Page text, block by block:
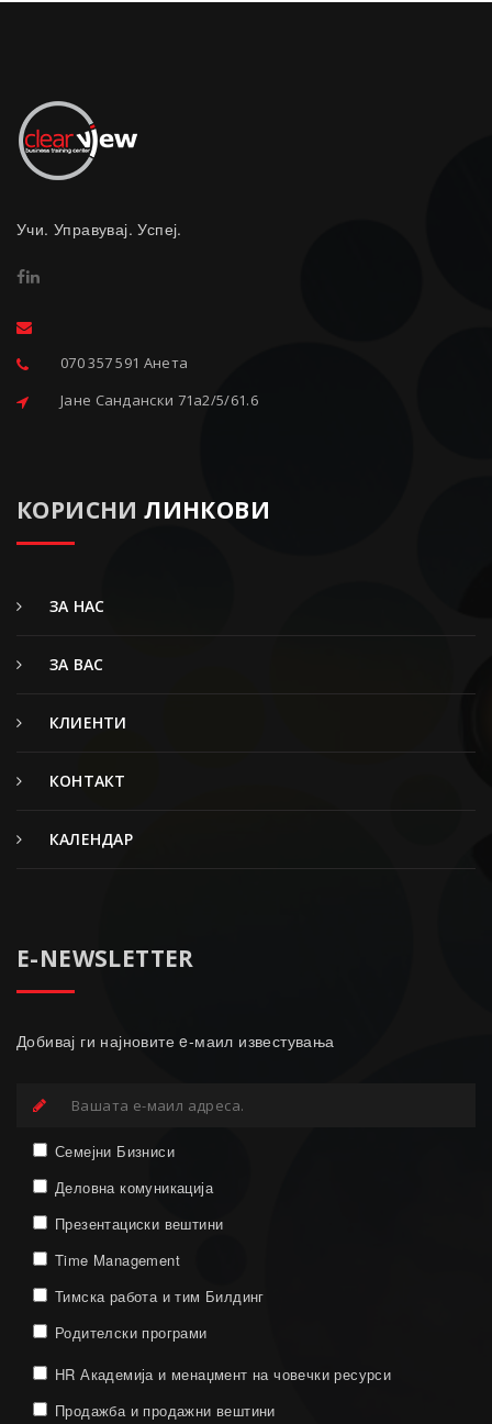
Учи. Управувај. Успеј.
070 357 591 Анета
Јане Сандански 71a2/5/61.6
КОРИСНИ ЛИНКОВИ
ЗА НАС
ЗА ВАС
КЛИЕНТИ
КОНТАКТ
КАЛЕНДАР
E-NEWSLETTER
Добивај ги најновите e-маил известувања
Семејни Бизниси
Деловна комуникација
Презентациски вештини
Time Management
Тимска работа и тим Билдинг
Родителски програми
HR Академија и менаџмент на човечки ресурси
Продажба и продажни вештини